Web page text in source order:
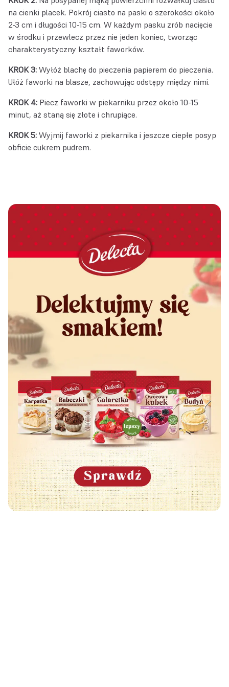
na cienki placek. Pokrój ciasto na paski o szerokości około
2-3 cm i długości 10-15 cm. W każdym pasku zrób nacięcie
w środku i przewlecz przez nie jeden koniec, tworząc
charakterystyczny kształt faworków.
KROK 3: Wyłóż blachę do pieczenia papierem do pieczenia.
Ułóż faworki na blasze, zachowując odstępy między nimi.
KROK 4: Piecz faworki w piekarniku przez około 10-15
minut, aż staną się złote i chrupiące.
KROK 5: Wyjmij faworki z piekarnika i jeszcze ciepłe posyp
obficie cukrem pudrem.